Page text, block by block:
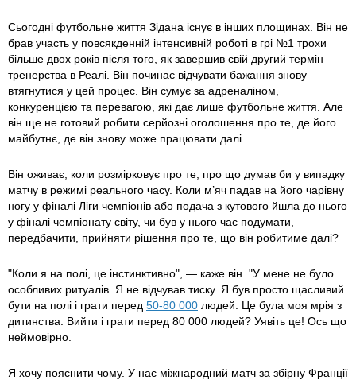
Сьогодні футбольне життя Зідана існує в інших площинах. Він не
брав участь у повсякденній інтенсивній роботі в грі №1 трохи
більше двох років після того, як завершив свій другий термін
тренерства в Реалі. Він починає відчувати бажання знову
втягнутися у цей процес. Він сумує за адреналіном,
конкуренцією та перевагою, які дає лише футбольне життя. Але
він ще не готовий робити серйозні оголошення про те, де його
майбутнє, де він знову може працювати далі.
Він оживає, коли розмірковує про те, про що думав би у випадку
матчу в режимі реального часу. Коли м’яч падав на його чарівну
ногу у фіналі Ліги чемпіонів або подача з кутового йшла до нього
у фіналі чемпіонату світу, чи був у нього час подумати,
передбачити, прийняти рішення про те, що він робитиме далі?
"Коли я на полі, це інстинктивно", — каже він. "У мене не було
особливих ритуалів. Я не відчував тиску. Я був просто щасливий
бути на полі і грати перед 50-80 000 людей. Це була моя мрія з
дитинства. Вийти і грати перед 80 000 людей? Уявіть це! Ось що
неймовірно.
Я хочу пояснити чому. У нас міжнародний матч за збірну Франції